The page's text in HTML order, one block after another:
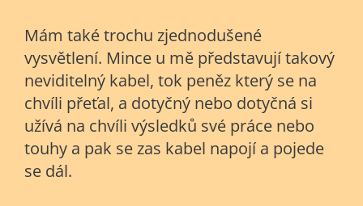
Mám také trochu zjednodušené
vysvětlení. Mince u mě představují takový
neviditelný kabel, tok peněz který se na
chvíli přeťal, a dotyčný nebo dotyčná si
užívá na chvíli výsledků své práce nebo
touhy a pak se zas kabel napojí a pojede
se dál.